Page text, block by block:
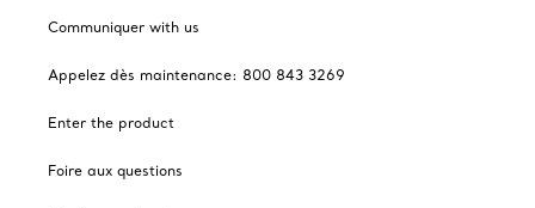
Communiquer with us
Appelez dès maintenance: 800 843 3269
Enter the product
Foire aux questions